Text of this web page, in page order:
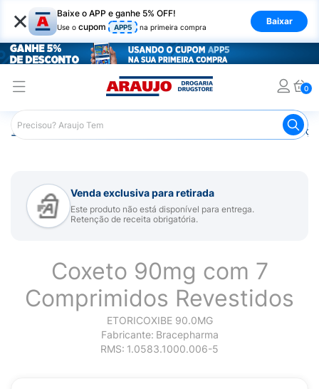
× Baixe o APP e ganhe 5% OFF!
Use o cupom APP5 na primeira compra
Baixar
0
Araujo Medicamentos Remédios para Alergias e
Venda exclusiva para retirada
Este produto não está disponível para entrega.
Retenção de receita obrigatória.
Coxeto 90mg com 7
Comprimidos Revestidos
ETORICOXIBE 90.0MG
Fabricante: Bracepharma
RMS: 1.0583.1000.006-5